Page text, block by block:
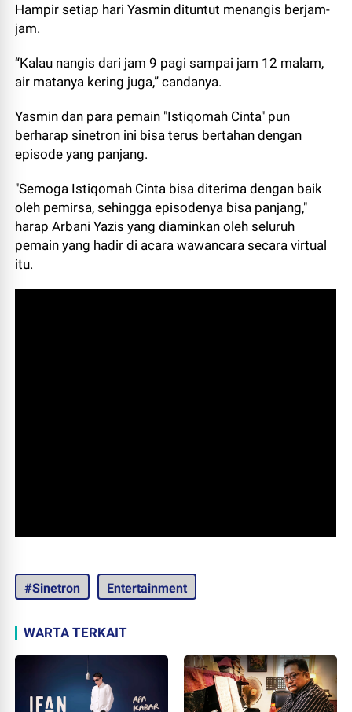
Hampir setiap hari Yasmin dituntut menangis berjam-
jam.
“Kalau nangis dari jam 9 pagi sampai jam 12 malam,
air matanya kering juga,” candanya.
Yasmin dan para pemain "Istiqomah Cinta" pun
berharap sinetron ini bisa terus bertahan dengan
episode yang panjang.
"Semoga Istiqomah Cinta bisa diterima dengan baik
oleh pemirsa, sehingga episodenya bisa panjang,"
harap Arbani Yazis yang diaminkan oleh seluruh
pemain yang hadir di acara wawancara secara virtual
itu.
#Sinetron Entertainment
WARTA TERKAIT